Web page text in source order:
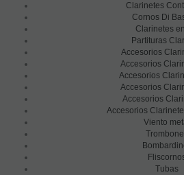
Clarinetes
Cornos Di
Clarinetes
Partituras
Accesorios
Accesorios
Accesorios
Accesorios
Accesorios
Accesorios
Viento
Tubas